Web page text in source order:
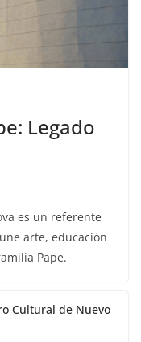
Legado
es un referente
arte, educación
Pape.
Cultural de Nuevo